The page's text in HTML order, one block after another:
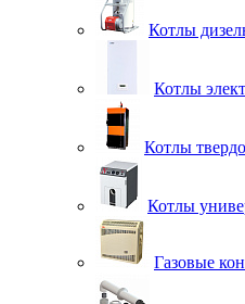
Котлы
Котлы
Котлы
Котлы
Газовые